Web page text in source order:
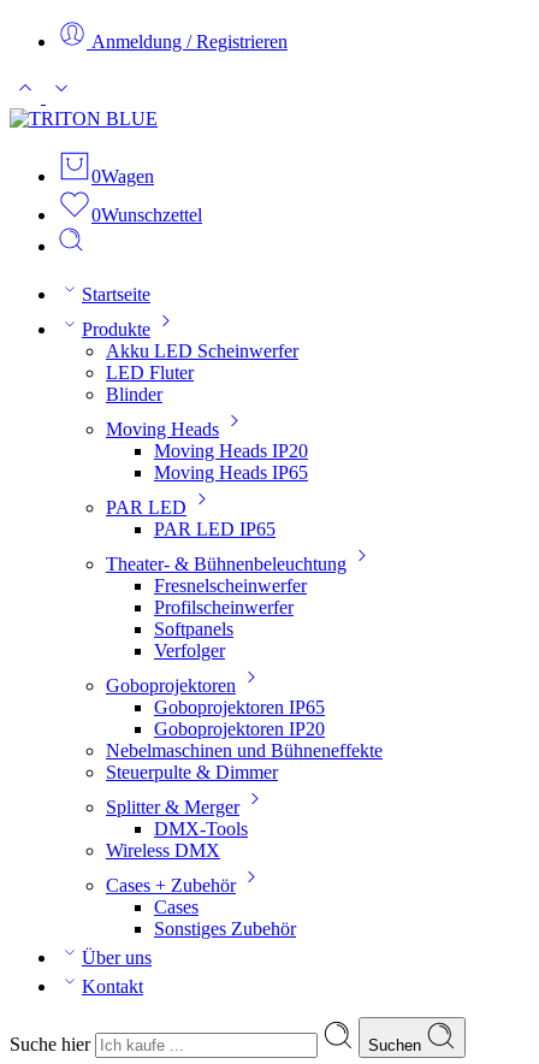
Anmeldung / Registrieren
0Wagen
0Wunschzettel
Startseite
Produkte
Akku LED Scheinwerfer
LED Fluter
Blinder
Moving Heads
Moving Heads IP20
Moving Heads IP65
PAR LED
PAR LED IP65
Theater- & Bühnenbeleuchtung
Fresnelscheinwerfer
Profilscheinwerfer
Softpanels
Verfolger
Goboprojektoren
Goboprojektoren IP65
Goboprojektoren IP20
Nebelmaschinen und Bühneneffekte
Steuerpulte & Dimmer
Splitter & Merger
DMX-Tools
Wireless DMX
Cases + Zubehör
Cases
Sonstiges Zubehör
Über uns
Kontakt
Suche hier Suchen